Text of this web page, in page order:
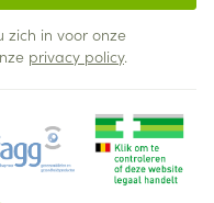
zich in voor onze
privacy policy.